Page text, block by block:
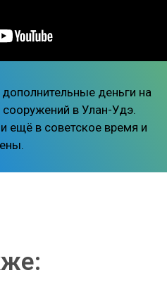
деньги на
в Улан-Удэ.
ещё в советское время и